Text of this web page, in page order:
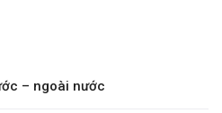
– ngoài nước